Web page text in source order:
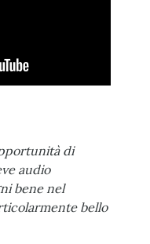
di
audio
bene nel
bello